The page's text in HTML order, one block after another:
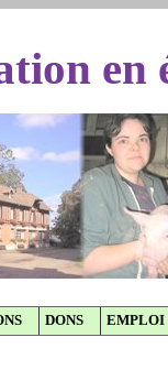
en
DONS EMPLOI